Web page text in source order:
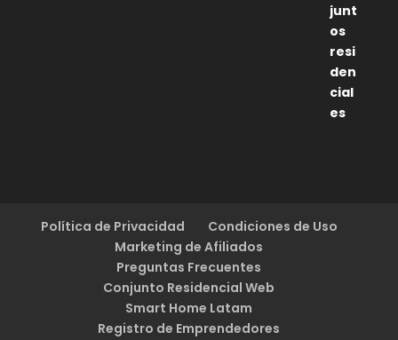
Política de Privacidad
Condiciones de Uso
Marketing de Afiliados
Preguntas Frecuentes
Conjunto Residencial Web
Smart Home Latam
Registro de Emprendedores